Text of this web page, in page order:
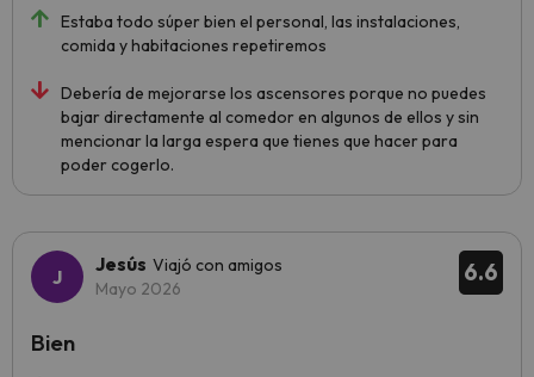
Estaba todo súper bien el personal, las instalaciones,
comida y habitaciones repetiremos
Debería de mejorarse los ascensores porque no puedes
bajar directamente al comedor en algunos de ellos y sin
mencionar la larga espera que tienes que hacer para
poder cogerlo.
6.6
Jesús Viajó con amigos
Mayo 2026
Bien